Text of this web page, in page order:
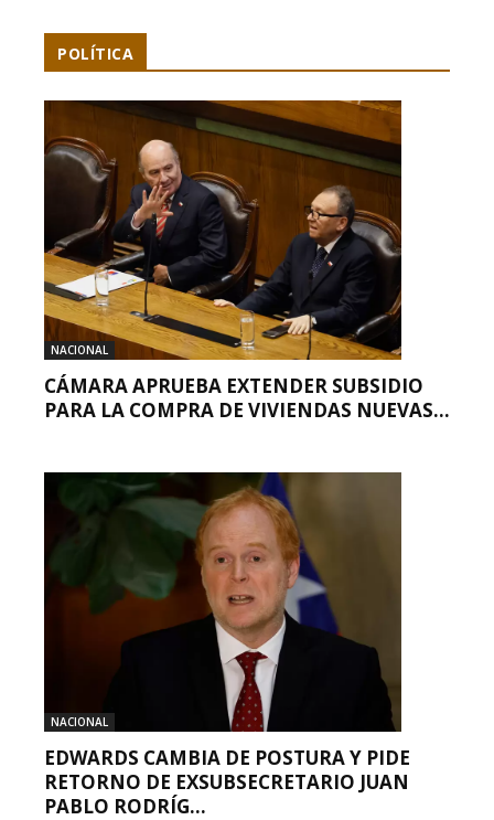
POLÍTICA
NACIONAL
CÁMARA APRUEBA EXTENDER SUBSIDIO
PARA LA COMPRA DE VIVIENDAS NUEVAS...
NACIONAL
EDWARDS CAMBIA DE POSTURA Y PIDE
RETORNO DE EXSUBSECRETARIO JUAN
PABLO RODRÍG...